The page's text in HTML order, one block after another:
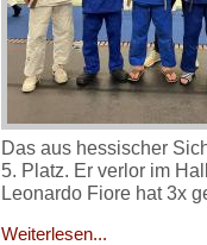
Das aus hessischer
5. Platz. Er verlor im
Leonardo Fiore hat 3x
Weiterlesen...